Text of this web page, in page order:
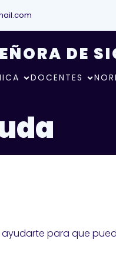
DE
DOCENTES
para que